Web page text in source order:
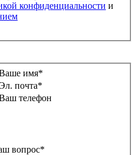
конфиденциальности и
имя*
почта*
телефон
вопрос*